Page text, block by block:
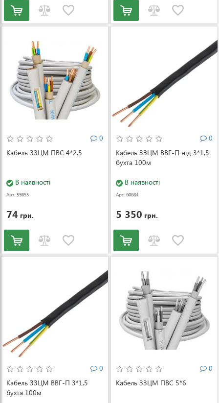
0
Кабель ЗЗЦМ ПВС 4*2,5
В наявності
Арт: 59855
74 грн.
0
Кабель ЗЗЦМ ВВГ-П нгд 3*1,5
бухта 100м
В наявності
Арт: 60684
5 350 грн.
0
Кабель ЗЗЦМ ВВГ-П 3*1,5
бухта 100м
0
Кабель ЗЗЦМ ПВС 5*6